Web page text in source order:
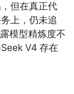
但在真正代
上，仍未追
模型精炼度不
V4 存在